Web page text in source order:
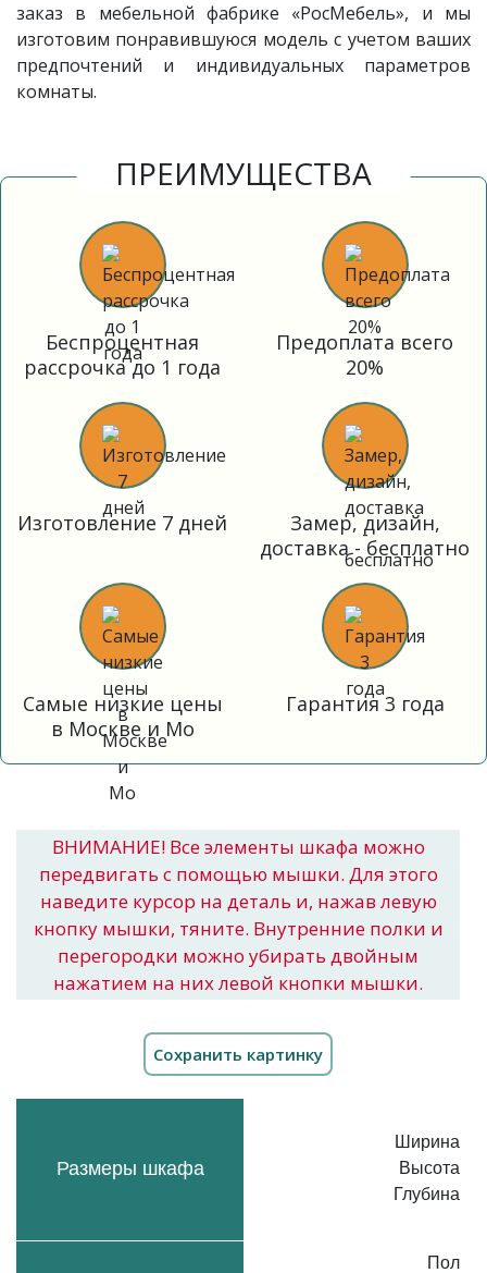
заказ в мебельной фабрике «РосМебель», и мы
изготовим понравившуюся модель с учетом ваших
предпочтений и индивидуальных параметров
комнаты.
ПРЕИМУЩЕСТВА
Беспроцентная
рассрочка до 1 года
Предоплата всего
20%
Изготовление 7 дней
Замер, дизайн,
доставка - бесплатно
Самые низкие цены
в Москве и Мо
Гарантия 3 года
ВНИМАНИЕ! Все элементы шкафа можно
передвигать с помощью мышки. Для этого
наведите курсор на деталь и, нажав левую
кнопку мышки, тяните. Внутренние полки и
перегородки можно убирать двойным
нажатием на них левой кнопки мышки.
Размеры шкафа
Ширина
Высота
Глубина
Пол